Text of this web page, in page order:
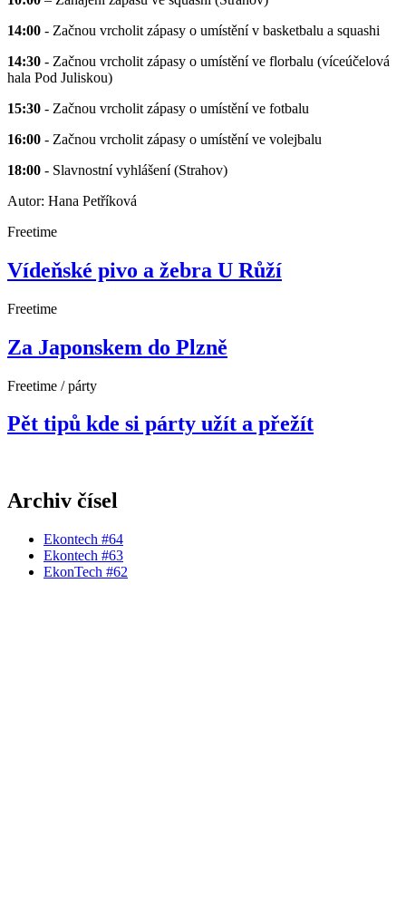
14:00 - Začnou vrcholit zápasy o umístění v basketbalu a squashi
14:30 - Začnou vrcholit zápasy o umístění ve florbalu (víceúčelová
hala Pod Juliskou)
15:30 - Začnou vrcholit zápasy o umístění ve fotbalu
16:00 - Začnou vrcholit zápasy o umístění ve volejbalu
18:00 - Slavnostní vyhlášení (Strahov)
Autor: Hana Petříková
Freetime
Vídeňské pivo a žebra U Růží
Freetime
Za Japonskem do Plzně
Freetime / párty
Pět tipů kde si párty užít a přežít
Archiv čísel
Ekontech #64
Ekontech #63
EkonTech #62